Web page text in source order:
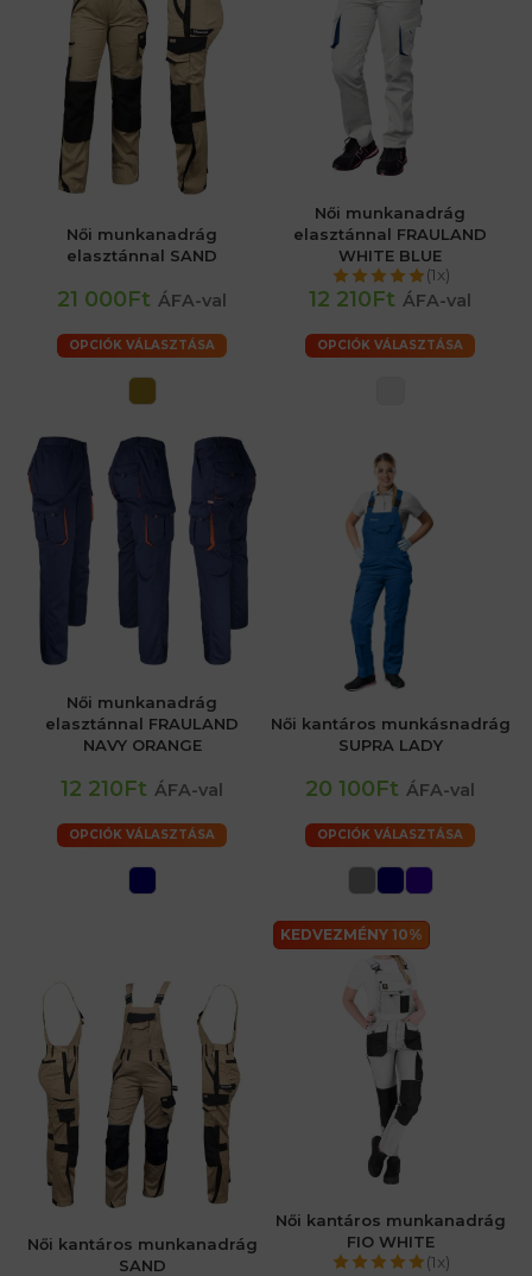
Női munkanadrág
elasztánnal SAND
21 000Ft ÁFA-val
OPCIÓK VÁLASZTÁSA
Női munkanadrág
elasztánnal FRAULAND
WHITE BLUE
(1x)
12 210Ft ÁFA-val
OPCIÓK VÁLASZTÁSA
Női munkanadrág
elasztánnal FRAULAND
NAVY ORANGE
12 210Ft ÁFA-val
OPCIÓK VÁLASZTÁSA
Női kantáros munkásnadrág
SUPRA LADY
20 100Ft ÁFA-val
OPCIÓK VÁLASZTÁSA
Női kantáros munkanadrág
SAND
KEDVEZMÉNY 10%
Női kantáros munkanadrág
FIO WHITE
(1x)